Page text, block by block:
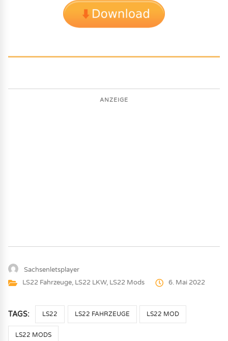
ANZEIGE
Sachsenletsplayer
LS22 Fahrzeuge, LS22 LKW, LS22 Mods 6. Mai 2022
TAGS: LS22 LS22 FAHRZEUGE LS22 MOD
LS22 MODS